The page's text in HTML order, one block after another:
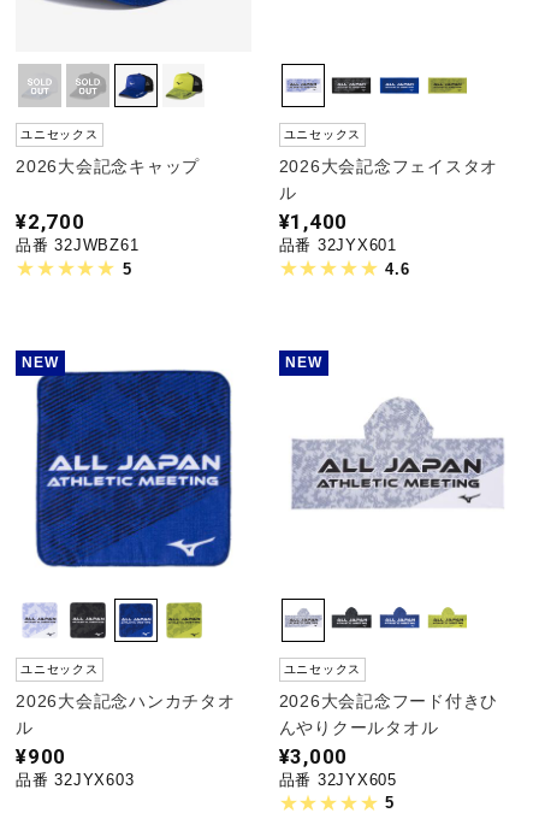
ユニセックス
2026大会記念キャップ
¥2,700
品番 32JWBZ61
5
ユニセックス
2026大会記念フェイスタオ
ル
¥1,400
品番 32JYX601
4.6
NEW
ユニセックス
2026大会記念ハンカチタオ
ル
¥900
品番 32JYX603
NEW
ユニセックス
2026大会記念フード付きひ
んやりクールタオル
¥3,000
品番 32JYX605
5